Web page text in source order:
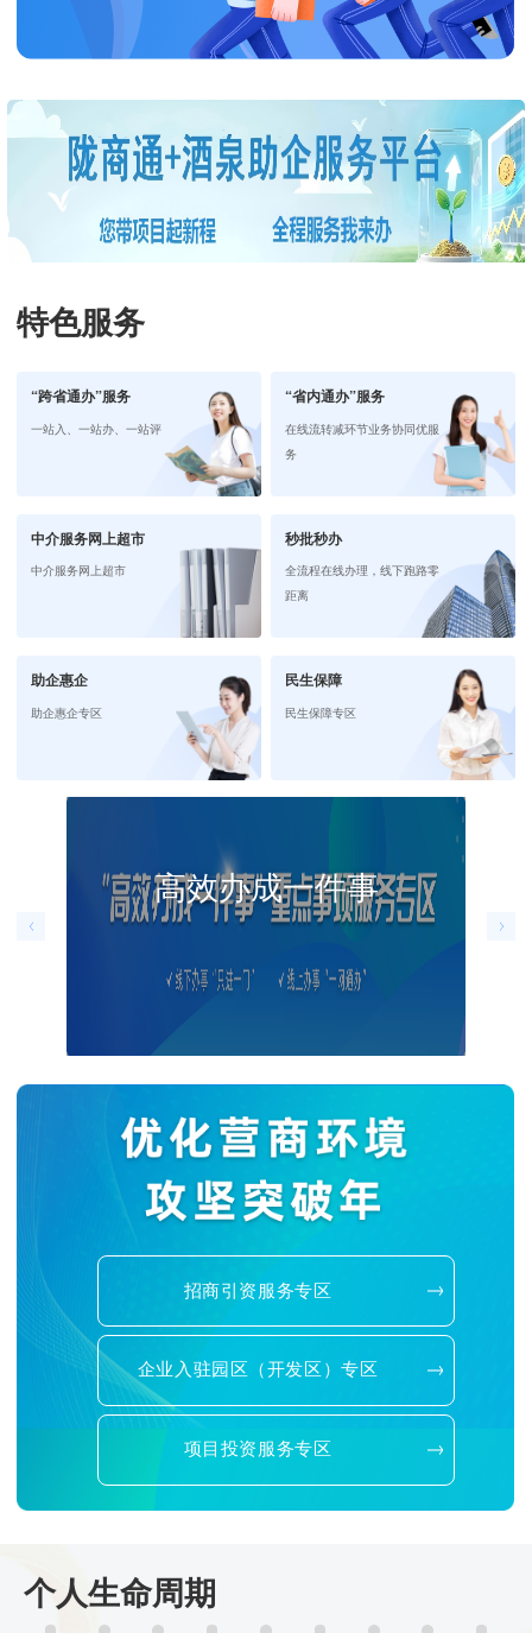
特色服务
“跨省通办”服务
一站入、一站办、一站评
“省内通办”服务
在线流转减环节业务协同优服
务
中介服务网上超市
中介服务网上超市
秒批秒办
全流程在线办理，线下跑路零
距离
助企惠企
助企惠企专区
民生保障
民生保障专区
高效办成一件事
招商引资服务专区
企业入驻园区（开发区）专区
项目投资服务专区
个人生命周期